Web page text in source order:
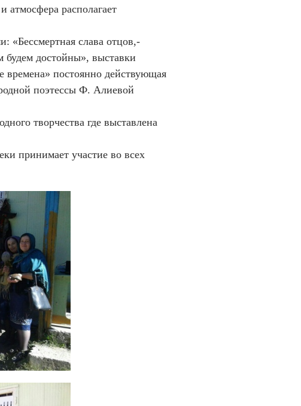
атмосфера располагает
«Бессмертная слава отцов,-
достойны», выставки
времена» постоянно действующая
поэтессы Ф. Алиевой
творчества где выставлена
принимает участие во всех